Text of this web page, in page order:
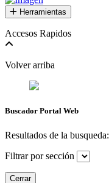
Herramientas
Accesos Rapidos
Volver arriba
Buscador Portal Web
Resultados de la busqueda:
Filtrar por sección
Cerrar